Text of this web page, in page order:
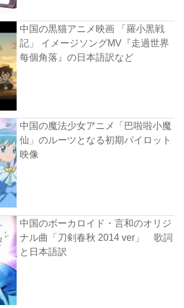
中国の黒猫アニメ映画 「羅小黒戦
記」 イメージソングMV『走過世界
每個角落』の日本語訳など
中国の魔法少女アニメ「巴啦啦小魔
仙」のルーツとなる初期パイロット
映像
中国のボーカロイド・言和のオリジ
ナル曲「刀剣春秋 2014 ver」 歌詞
と日本語訳